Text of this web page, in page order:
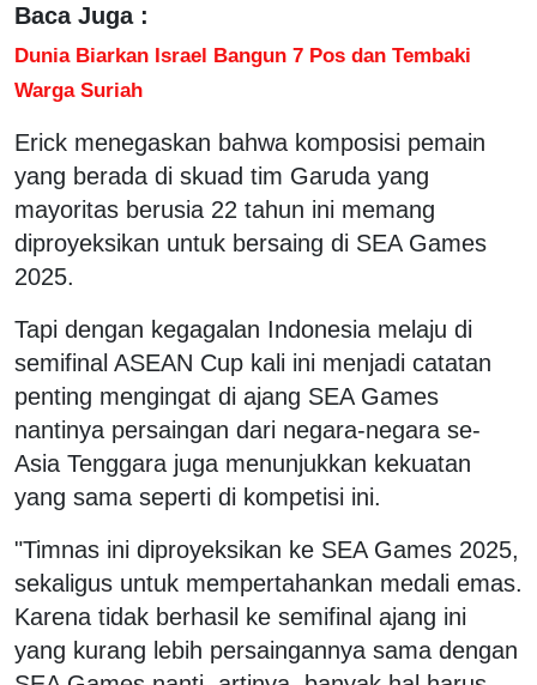
Baca Juga :
Dunia Biarkan Israel Bangun 7 Pos dan Tembaki
Warga Suriah
Erick menegaskan bahwa komposisi pemain
yang berada di skuad tim Garuda yang
mayoritas berusia 22 tahun ini memang
diproyeksikan untuk bersaing di SEA Games
2025.
Tapi dengan kegagalan Indonesia melaju di
semifinal ASEAN Cup kali ini menjadi catatan
penting mengingat di ajang SEA Games
nantinya persaingan dari negara-negara se-
Asia Tenggara juga menunjukkan kekuatan
yang sama seperti di kompetisi ini.
"Timnas ini diproyeksikan ke SEA Games 2025,
sekaligus untuk mempertahankan medali emas.
Karena tidak berhasil ke semifinal ajang ini
yang kurang lebih persaingannya sama dengan